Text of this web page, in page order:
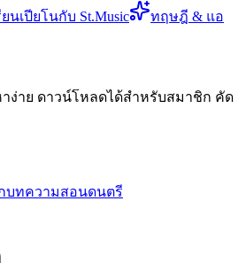
ยนเปียโนกับ St.Music
ทฤษฎี & แอ
ง่าย ดาวน์โหลดได้สำหรับสมาชิก คัด
บทความสอนดนตรี